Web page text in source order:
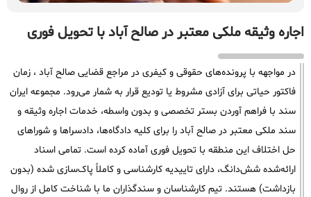
اجاره وثیقه ملکی معتبر در صالح آباد با تحویل فوری
در مواجهه با پرونده‌های حقوقی و کیفری در مراجع قضایی صالح آباد ، زمان
فاکتور حیاتی برای آزادی مشروط یا تودیع قرار به شمار می‌رود. مجموعه ایران
سند با فراهم آوردن بستر تخصصی و بدون واسطه، خدمات اجاره وثیقه و
سند ملکی معتبر در صالح آباد را برای کلیه دادگاه‌ها، دادسراها و شوراهای
حل اختلاف این منطقه با تحویل فوری آماده کرده است. تمامی اسناد
ارائه‌شده شش‌دانگ، دارای تاییدیه کارشناسی و کاملاً پاک‌سازی شده (بدون
بازداشت) هستند. تیم کارشناسان و سندگذاران ما با شناخت کامل از روال